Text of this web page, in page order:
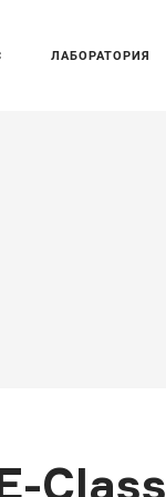
ЛАБОРАТОРИЯ
Class